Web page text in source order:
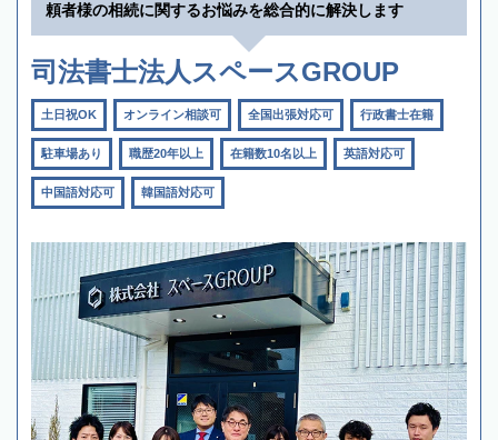
頼者様の相続に関するお悩みを総合的に解決します
司法書士法人スペースGROUP
土日祝OK オンライン相談可 全国出張対応可 行政書士在籍
駐車場あり 職歴20年以上 在籍数10名以上 英語対応可
中国語対応可 韓国語対応可